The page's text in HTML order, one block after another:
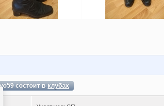
состоит вклубах